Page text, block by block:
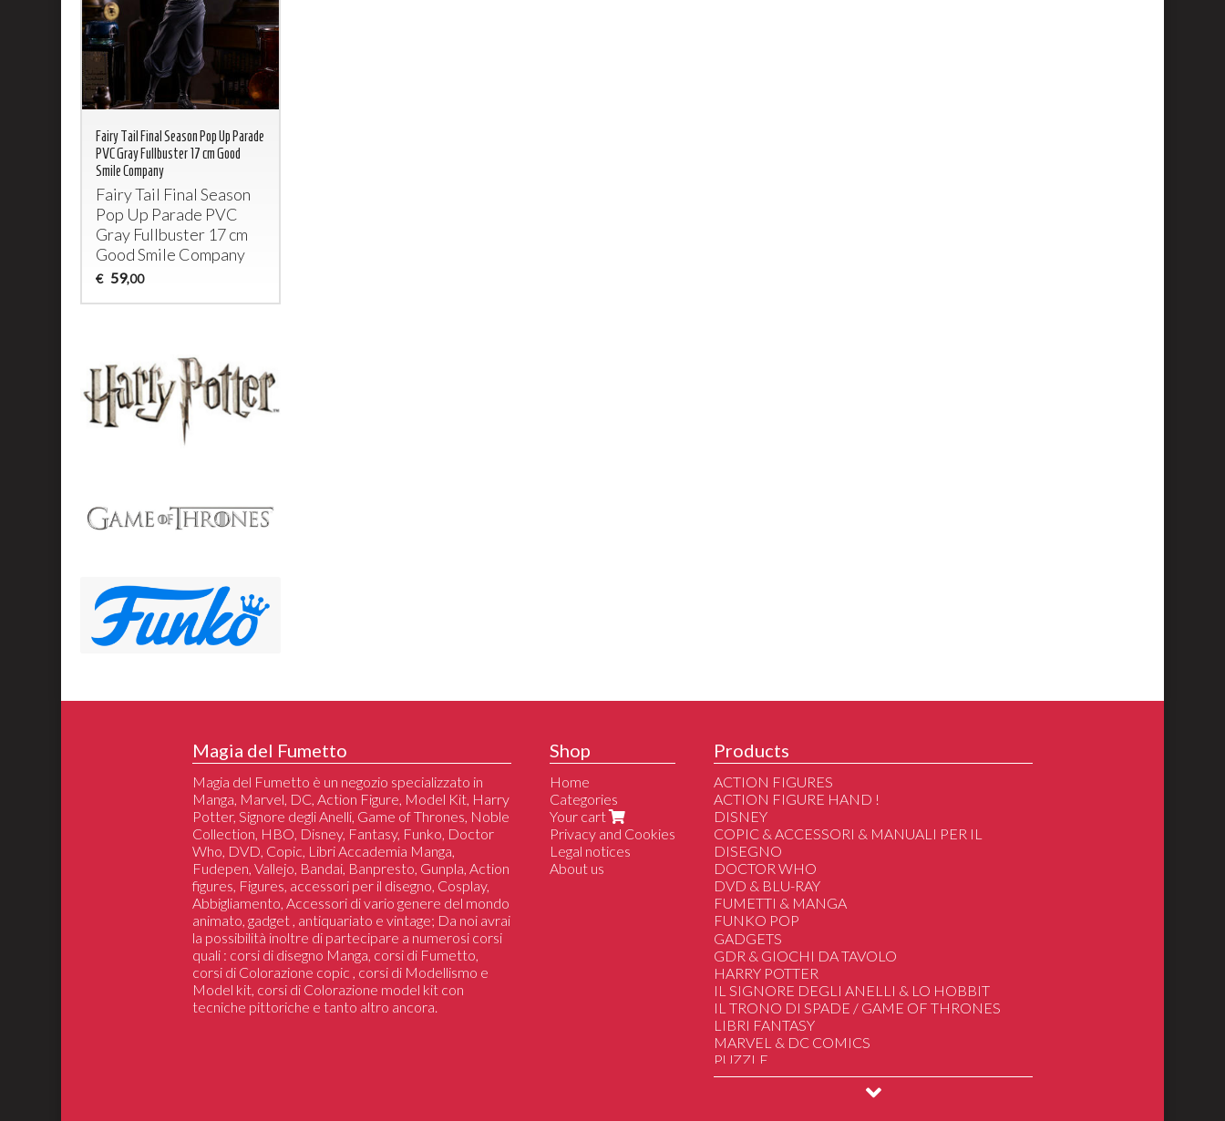
Fairy Tail Final Season Pop Up Parade
PVC Gray Fullbuster 17 cm Good
Smile Company
Fairy Tail Final Season
Pop Up Parade PVC
Gray Fullbuster 17 cm
Good Smile Company
€ 59,00
Magia del Fumetto
Magia del Fumetto è un negozio specializzato in
Manga, Marvel, DC, Action Figure, Model Kit, Harry
Potter, Signore degli Anelli, Game of Thrones, Noble
Collection, HBO, Disney, Fantasy, Funko, Doctor
Who, DVD, Copic, Libri Accademia Manga,
Fudepen, Vallejo, Bandai, Banpresto, Gunpla, Action
figures, Figures, accessori per il disegno, Cosplay,
Abbigliamento, Accessori di vario genere del mondo
animato, gadget , antiquariato e vintage; Da noi avrai
la possibilità inoltre di partecipare a numerosi corsi
quali : corsi di disegno Manga, corsi di Fumetto,
corsi di Colorazione copic , corsi di Modellismo e
Model kit, corsi di Colorazione model kit con
tecniche pittoriche e tanto altro ancora.
Shop
Home
Categories
Your cart
Privacy and Cookies
Legal notices
About us
Products
ACTION FIGURES
ACTION FIGURE HAND !
DISNEY
COPIC & ACCESSORI & MANUALI PER IL
DISEGNO
DOCTOR WHO
DVD & BLU-RAY
FUMETTI & MANGA
FUNKO POP
Altri
Dc/Marvel/Comics
Disney
Manga/Anime/Japan/Cartoon
Il Trono di Spade
Harry Potter
Lo Hobbit & Il Signore degli Anelli
Film/Serie Tv/Videogiochi
Sport
GADGETS
GDR & GIOCHI DA TAVOLO
HARRY POTTER
IL SIGNORE DEGLI ANELLI & LO HOBBIT
IL TRONO DI SPADE / GAME OF THRONES
LIBRI FANTASY
MARVEL & DC COMICS
PUZZLE
SAILOR MOON